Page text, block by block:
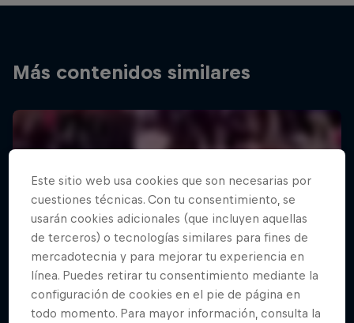
Más contenidos similares
Este sitio web usa cookies que son necesarias por
cuestiones técnicas. Con tu consentimiento, se
usarán cookies adicionales (que incluyen aquellas
de terceros) o tecnologías similares para fines de
mercadotecnia y para mejorar tu experiencia en
línea. Puedes retirar tu consentimiento mediante la
configuración de cookies en el pie de página en
todo momento. Para mayor información, consulta la